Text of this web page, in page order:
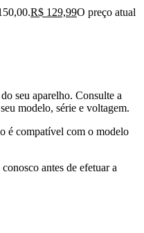
R$ 129,99O preço atual
seu aparelho. Consulte a
modelo, série e voltagem.
é compatível com o modelo
antes de efetuar a